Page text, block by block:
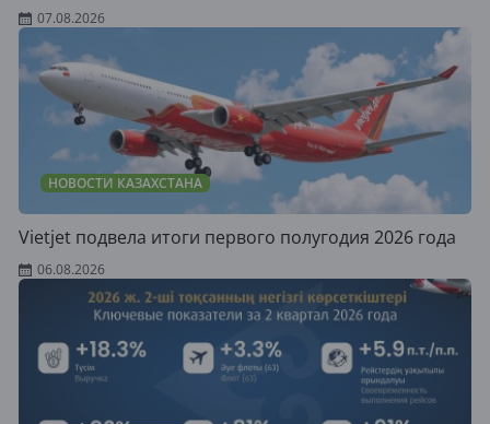
07.08.2026
НОВОСТИ КАЗАХСТАНА
Vietjet подвела итоги первого полугодия 2026 года
06.08.2026